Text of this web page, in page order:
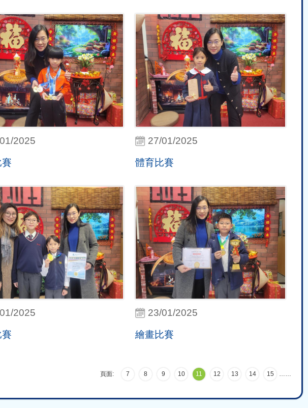
2025 27/01/2025
體育比賽
2025 23/01/2025
繪畫比賽
頁面: …
7 8 9 10 11 12 13 14 15 …